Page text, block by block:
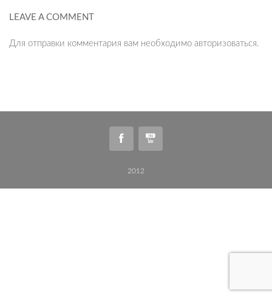
LEAVE A COMMENT
Для отправки комментария вам необходимо авторизоваться.
2012